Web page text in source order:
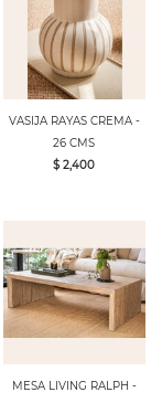
VASIJA RAYAS CREMA -
26 CMS
$ 2,400
MESA LIVING RALPH -